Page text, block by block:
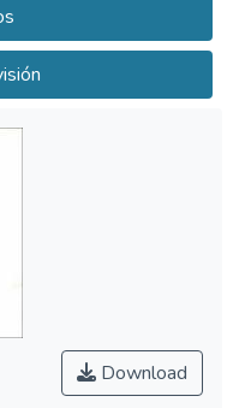
la extracción de
si presentan movilidad, y
pero sin movilidad,
Download